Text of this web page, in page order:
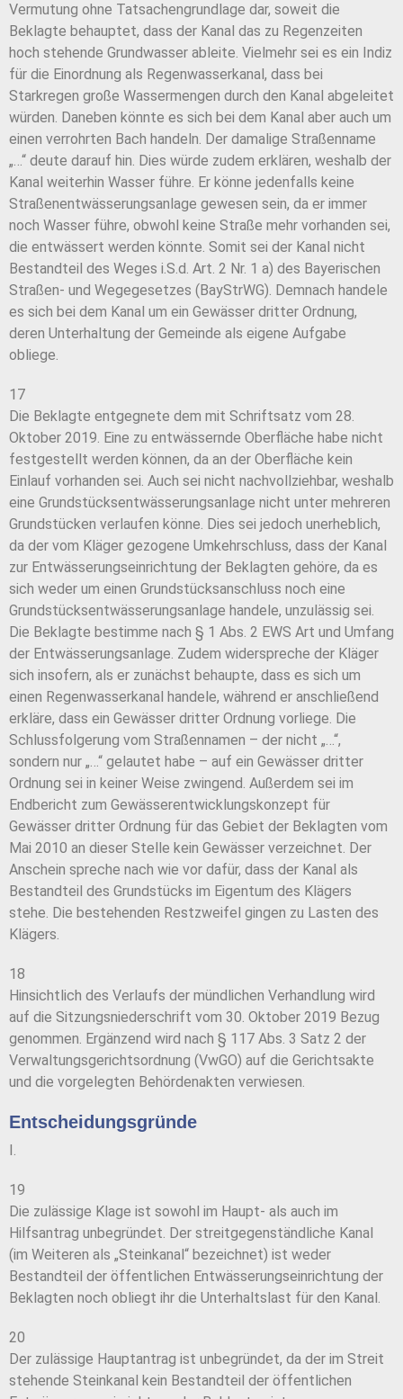
Vermutung ohne Tatsachengrundlage dar, soweit die
Beklagte behauptet, dass der Kanal das zu Regenzeiten
hoch stehende Grundwasser ableite. Vielmehr sei es ein Indiz
für die Einordnung als Regenwasserkanal, dass bei
Starkregen große Wassermengen durch den Kanal abgeleitet
würden. Daneben könnte es sich bei dem Kanal aber auch um
einen verrohrten Bach handeln. Der damalige Straßenname
„…“ deute darauf hin. Dies würde zudem erklären, weshalb der
Kanal weiterhin Wasser führe. Er könne jedenfalls keine
Straßenentwässerungsanlage gewesen sein, da er immer
noch Wasser führe, obwohl keine Straße mehr vorhanden sei,
die entwässert werden könnte. Somit sei der Kanal nicht
Bestandteil des Weges i.S.d. Art. 2 Nr. 1 a) des Bayerischen
Straßen- und Wegegesetzes (BayStrWG). Demnach handele
es sich bei dem Kanal um ein Gewässer dritter Ordnung,
deren Unterhaltung der Gemeinde als eigene Aufgabe
obliege.
17
Die Beklagte entgegnete dem mit Schriftsatz vom 28.
Oktober 2019. Eine zu entwässernde Oberfläche habe nicht
festgestellt werden können, da an der Oberfläche kein
Einlauf vorhanden sei. Auch sei nicht nachvollziehbar, weshalb
eine Grundstücksentwässerungsanlage nicht unter mehreren
Grundstücken verlaufen könne. Dies sei jedoch unerheblich,
da der vom Kläger gezogene Umkehrschluss, dass der Kanal
zur Entwässerungseinrichtung der Beklagten gehöre, da es
sich weder um einen Grundstücksanschluss noch eine
Grundstücksentwässerungsanlage handele, unzulässig sei.
Die Beklagte bestimme nach § 1 Abs. 2 EWS Art und Umfang
der Entwässerungsanlage. Zudem widerspreche der Kläger
sich insofern, als er zunächst behaupte, dass es sich um
einen Regenwasserkanal handele, während er anschließend
erkläre, dass ein Gewässer dritter Ordnung vorliege. Die
Schlussfolgerung vom Straßennamen – der nicht „…“,
sondern nur „…“ gelautet habe – auf ein Gewässer dritter
Ordnung sei in keiner Weise zwingend. Außerdem sei im
Endbericht zum Gewässerentwicklungskonzept für
Gewässer dritter Ordnung für das Gebiet der Beklagten vom
Mai 2010 an dieser Stelle kein Gewässer verzeichnet. Der
Anschein spreche nach wie vor dafür, dass der Kanal als
Bestandteil des Grundstücks im Eigentum des Klägers
stehe. Die bestehenden Restzweifel gingen zu Lasten des
Klägers.
18
Hinsichtlich des Verlaufs der mündlichen Verhandlung wird
auf die Sitzungsniederschrift vom 30. Oktober 2019 Bezug
genommen. Ergänzend wird nach § 117 Abs. 3 Satz 2 der
Verwaltungsgerichtsordnung (VwGO) auf die Gerichtsakte
und die vorgelegten Behördenakten verwiesen.
Entscheidungsgründe
I.
19
Die zulässige Klage ist sowohl im Haupt- als auch im
Hilfsantrag unbegründet. Der streitgegenständliche Kanal
(im Weiteren als „Steinkanal“ bezeichnet) ist weder
Bestandteil der öffentlichen Entwässerungseinrichtung der
Beklagten noch obliegt ihr die Unterhaltslast für den Kanal.
20
Der zulässige Hauptantrag ist unbegründet, da der im Streit
stehende Steinkanal kein Bestandteil der öffentlichen